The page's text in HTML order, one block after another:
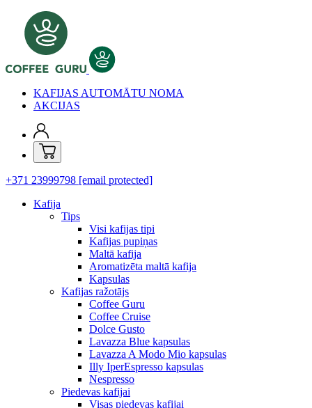
KAFIJAS AUTOMĀTU NOMA
AKCIJAS
+371 23999798 [email protected]
Kafija
Tips
Visi kafijas tipi
Kafijas pupiņas
Maltā kafija
Aromatizēta maltā kafija
Kapsulas
Kafijas ražotājs
Coffee Guru
Coffee Cruise
Dolce Gusto
Lavazza Blue kapsulas
Lavazza A Modo Mio kapsulas
Illy IperEspresso kapsulas
Nespresso
Piedevas kafijai
Visas piedevas kafijai